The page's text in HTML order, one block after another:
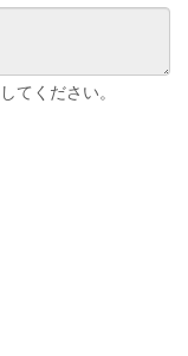
してください。